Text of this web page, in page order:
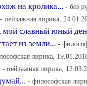
на кролика... - без
- пейзажная лирика,
мой славный юный
из земли... -
лирика,
- пейзажная лирика,
- философская